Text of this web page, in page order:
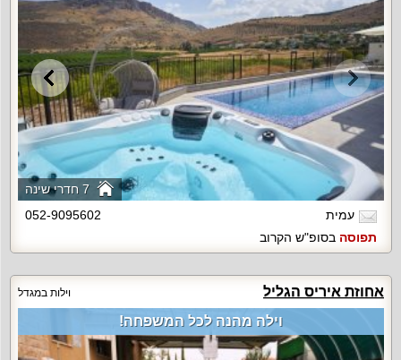
7 חדרי שינה
עמית
052-9095602
תפוסה בסופ"ש הקרוב
אחוזת איריס הגליל וילות במגדל
וילה מהנה לכל המשפחה!